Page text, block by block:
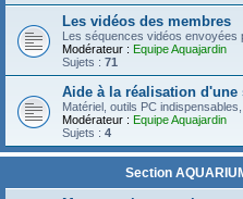
Les vidéos des membres
Les séquences vidéos
Modérateur : Equipe Aquajardin
Sujets : 71
Aide à la réalisation d'une
Matériel, outils PC
Modérateur : Equipe Aquajardin
Sujets : 4
Section